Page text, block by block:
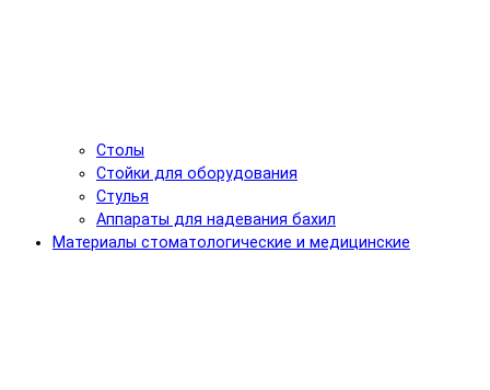
Столы
Стойки для оборудования
Стулья
Аппараты для надевания бахил
Материалы стоматологические и медицинские